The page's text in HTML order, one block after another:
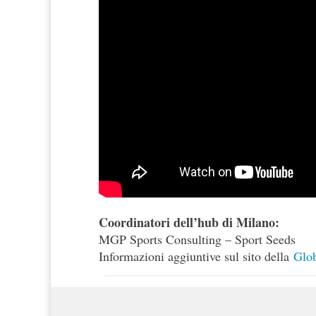
Coordinatori dell’hub di Milano:
MGP Sports Consulting – Sport Seeds
Informazioni aggiuntive sul sito della